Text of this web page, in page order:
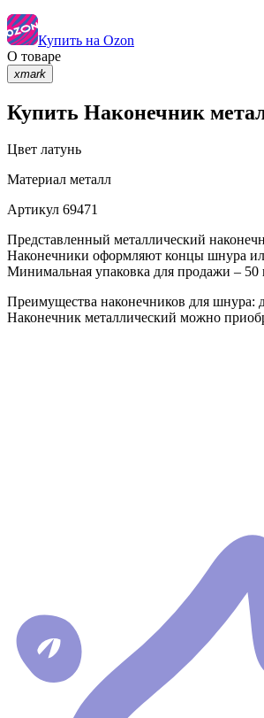
Купить на Ozon
О товаре
xmark
Купить Наконечник
Цвет латунь
Материал металл
Артикул 69471
Представленный металлический
Наконечники оформляют концы шнура
Минимальная упаковка для продажи – 50
Преимущества наконечников для шнура:
Наконечник металлический можно